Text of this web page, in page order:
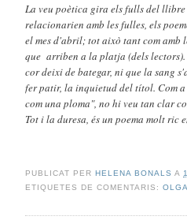
La veu poètica gira els fulls del llibre
relacionarien amb les fulles, els
el mes d'abril; tot això tant com amb
que arriben a la platja (dels lectors).
cor deixi de bategar, ni que la sang
fer patir, la inquietud del títol. Com
com una ploma", no hi veu tan clar
Tot i la duresa, és un poema molt ric
PUBLICAT PER HELENA BONALSA
ETIQUETES DE COMENTARIS:OLGA